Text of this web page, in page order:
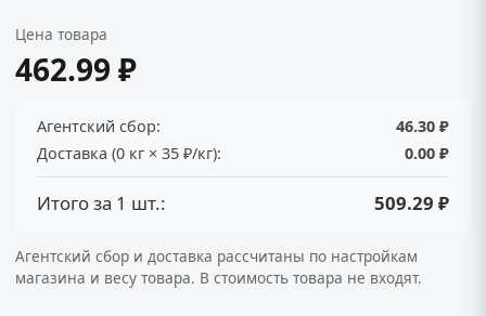
Цена товара
462.99 ₽
Агентский сбор:
46.30 ₽
Доставка (0 кг × 35 ₽/кг):
0.00 ₽
Итого за 1 шт.: 509.29 ₽
Агентский сбор и доставка рассчитаны по настройкам
магазина и весу товара. В стоимость товара не входят.